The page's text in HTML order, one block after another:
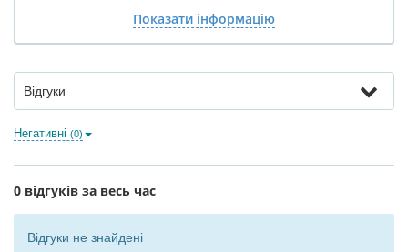
Показати інформацію
Відгуки
Негативні (0)
0 відгуків за весь час
Відгуки не знайдені